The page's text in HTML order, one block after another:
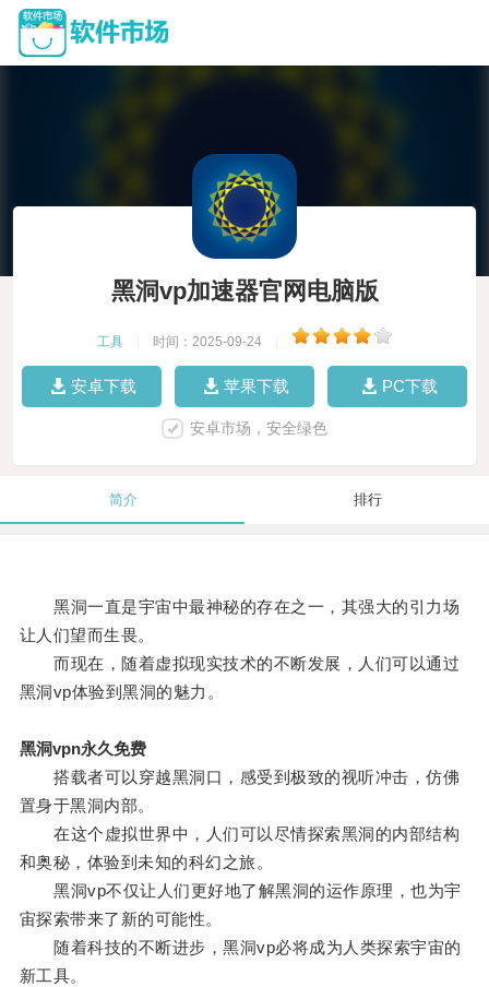
黑洞vp加速器官网电脑版
工具 时间：2025-09-24
安卓下载 苹果下载 PC下载
安卓市场，安全绿色
简介 排行
黑洞一直是宇宙中最神秘的存在之一，其强大的引力场
让人们望而生畏。
而现在，随着虚拟现实技术的不断发展，人们可以通过
黑洞vp体验到黑洞的魅力。
黑洞vpn永久免费
搭载者可以穿越黑洞口，感受到极致的视听冲击，仿佛
置身于黑洞内部。
在这个虚拟世界中，人们可以尽情探索黑洞的内部结构
和奥秘，体验到未知的科幻之旅。
黑洞vp不仅让人们更好地了解黑洞的运作原理，也为宇
宙探索带来了新的可能性。
随着科技的不断进步，黑洞vp必将成为人类探索宇宙的
新工具。